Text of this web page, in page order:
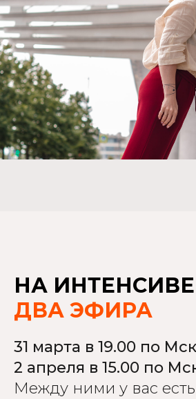
НА
ДВА ЭФИРА
31 марта в 19.00 по Мск
2 апреля в 15.00 по
Между ними у вас